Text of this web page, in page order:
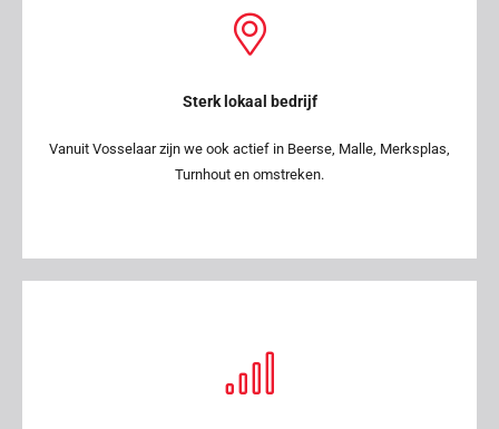
Sterk lokaal bedrijf
Vanuit Vosselaar zijn we ook actief in Beerse, Malle, Merksplas,
Turnhout en omstreken.